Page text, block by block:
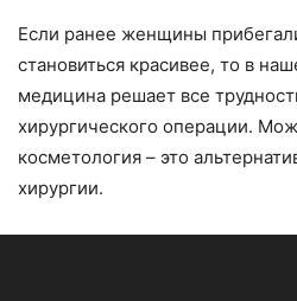
Если ранее женщины
становиться красивее, то в
медицина решает все
хирургического операции.
косметология – это
хирургии.